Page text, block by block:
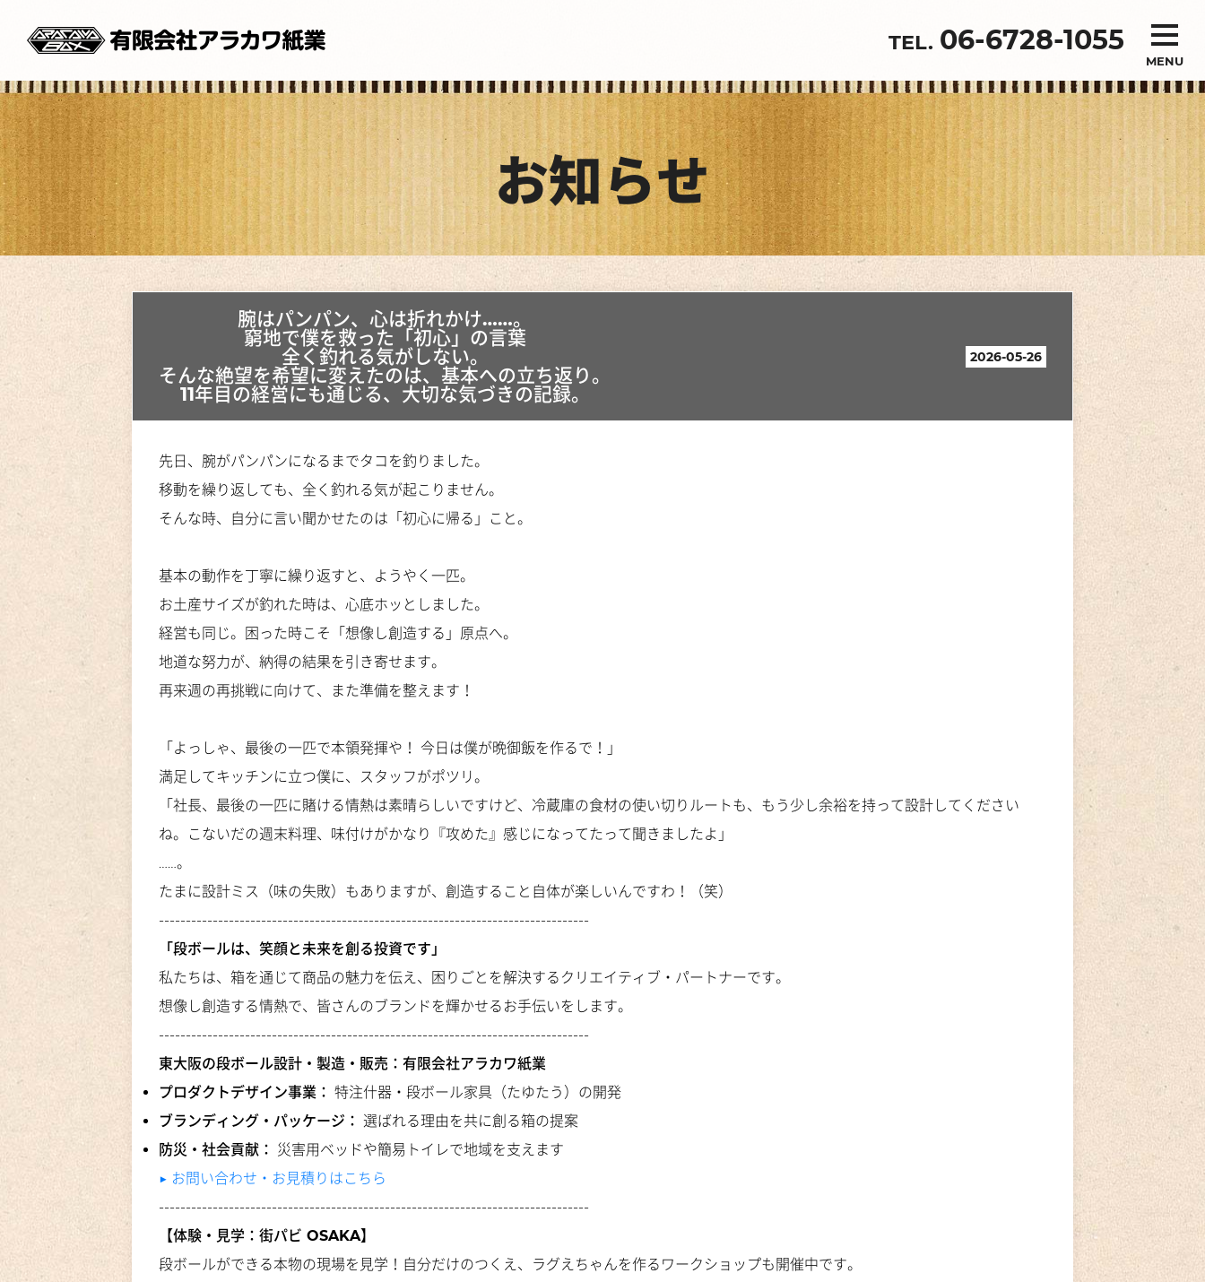
06-6728-1055
MENU
お知らせ
腕はパンパン、心は折れかけ……。
窮地で僕を救った「初心」の言葉
全く釣れる気がしない。
そんな絶望を希望に変えたのは、基本への立ち返り。
11年目の経営にも通じる、大切な気づきの記録。
2026-05-26
先日、腕がパンパンになるまでタコを釣りました。
移動を繰り返しても、全く釣れる気が起こりません。
そんな時、自分に言い聞かせたのは「初心に帰る」こと。
基本の動作を丁寧に繰り返すと、ようやく一匹。
お土産サイズが釣れた時は、心底ホッとしました。
経営も同じ。困った時こそ「想像し創造する」原点へ。
地道な努力が、納得の結果を引き寄せます。
再来週の再挑戦に向けて、また準備を整えます！
「よっしゃ、最後の一匹で本領発揮や！ 今日は僕が晩御飯を作るで！」
満足してキッチンに立つ僕に、スタッフがポツリ。
「社長、最後の一匹に賭ける情熱は素晴らしいですけど、冷蔵庫の食材の使い切りルートも、もう少し余裕を持って設計してください
ね。こないだの週末料理、味付けがかなり『攻めた』感じになってたって聞きましたよ」
……。
たまに設計ミス（味の失敗）もありますが、創造すること自体が楽しいんですわ！（笑）
--------------------------------------------------------------------------------
「段ボールは、笑顔と未来を創る投資です」
私たちは、箱を通じて商品の魅力を伝え、困りごとを解決するクリエイティブ・パートナーです。
想像し創造する情熱で、皆さんのブランドを輝かせるお手伝いをします。
--------------------------------------------------------------------------------
東大阪の段ボール設計・製造・販売：有限会社アラカワ紙業
プロダクトデザイン事業： 特注什器・段ボール家具（たゆたう）の開発
ブランディング・パッケージ： 選ばれる理由を共に創る箱の提案
防災・社会貢献： 災害用ベッドや簡易トイレで地域を支えます
▶︎ お問い合わせ・お見積りはこちら
--------------------------------------------------------------------------------
【体験・見学：街パビ OSAKA】
段ボールができる本物の現場を見学！自分だけのつくえ、ラグえちゃんを作るワークショップも開催中です。